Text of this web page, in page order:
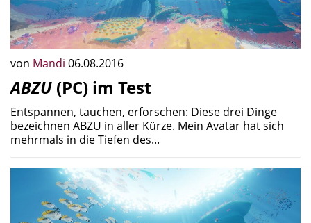
von Mandi 06.08.2016
ABZU (PC) im Test
Entspannen, tauchen, erforschen: Diese drei Dinge
bezeichnen ABZU in aller Kürze. Mein Avatar hat sich
mehrmals in die Tiefen des...